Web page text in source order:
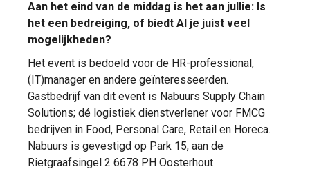
Aan het eind van de middag is het aan jullie: Is
het een bedreiging, of biedt AI je juist veel
mogelijkheden?
Het event is bedoeld voor de HR-professional,
(IT)manager en andere geïnteresseerden.
Gastbedrijf van dit event is Nabuurs Supply Chain
Solutions; dé logistiek dienstverlener voor FMCG
bedrijven in Food, Personal Care, Retail en Horeca.
Nabuurs is gevestigd op Park 15, aan de
Rietgraafsingel 2 6678 PH Oosterhout